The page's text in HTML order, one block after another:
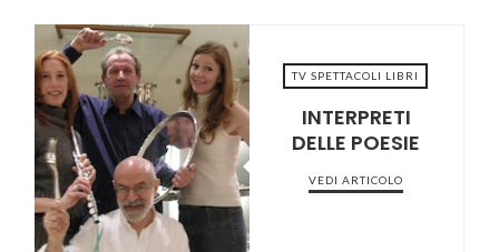
2022-04-04
TV SPETTACOLI LIBRI
INTERPRETI
DELLE POESIE
VEDI ARTICOLO